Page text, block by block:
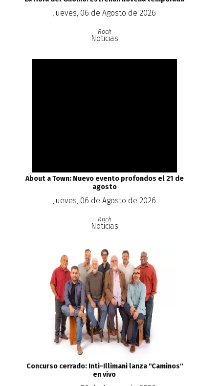
Jueves, 06 de Agosto de 2026
Rock
Noticias
About a Town: Nuevo evento profondos el 21 de
agosto
Jueves, 06 de Agosto de 2026
Rock
Noticias
Concurso cerrado: Inti-Illimani lanza ''Caminos''
en vivo